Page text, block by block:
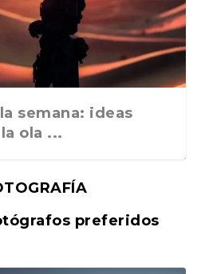
semana: ideas
ola ...
preferidos